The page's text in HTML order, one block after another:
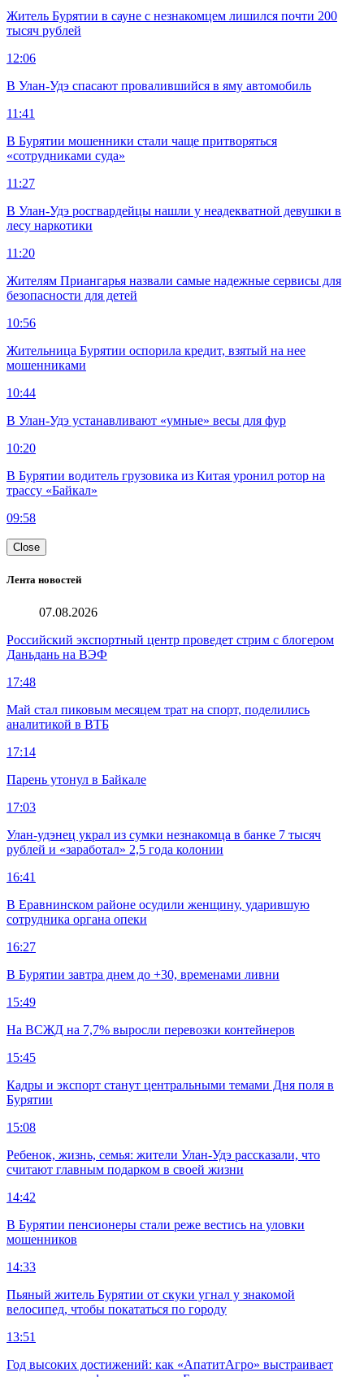
Житель Бурятии в сауне с незнакомцем лишился почти 200
тысяч рублей
12:06
В Улан-Удэ спасают провалившийся в яму автомобиль
11:41
В Бурятии мошенники стали чаще притворяться
«сотрудниками суда»
11:27
В Улан-Удэ росгвардейцы нашли у неадекватной девушки в
лесу наркотики
11:20
Жителям Приангарья назвали самые надежные сервисы для
безопасности для детей
10:56
Жительница Бурятии оспорила кредит, взятый на нее
мошенниками
10:44
В Улан-Удэ устанавливают «умные» весы для фур
10:20
В Бурятии водитель грузовика из Китая уронил ротор на
трассу «Байкал»
09:58
Close
Лента новостей
07.08.2026
Российский экспортный центр проведет стрим с блогером
Даньдань на ВЭФ
17:48
Май стал пиковым месяцем трат на спорт, поделились
аналитикой в ВТБ
17:14
Парень утонул в Байкале
17:03
Улан-удэнец украл из сумки незнакомца в банке 7 тысяч
рублей и «заработал» 2,5 года колонии
16:41
В Еравнинском районе осудили женщину, ударившую
сотрудника органа опеки
16:27
В Бурятии завтра днем до +30, временами ливни
15:49
На ВСЖД на 7,7% выросли перевозки контейнеров
15:45
Кадры и экспорт станут центральными темами Дня поля в
Бурятии
15:08
Ребенок, жизнь, семья: жители Улан-Удэ рассказали, что
считают главным подарком в своей жизни
14:42
В Бурятии пенсионеры стали реже вестись на уловки
мошенников
14:33
Пьяный житель Бурятии от скуки угнал у знакомой
велосипед, чтобы покататься по городу
13:51
Год высоких достижений: как «АпатитАгро» выстраивает